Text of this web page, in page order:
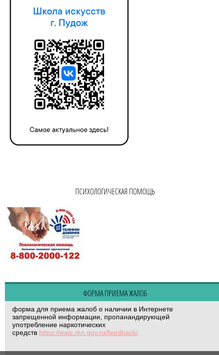
ПСИХОЛОГИЧЕСКАЯ ПОМОЩЬ
ФОРМА ПРИЕМА ЖАЛОБ
форма для приема жалоб о наличии в Интернете
запрещенной информации, пропанандирующей
употребление наркотических
средств https://eais.rkn.gov.ru/feedback/